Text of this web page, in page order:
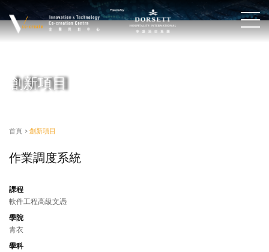
創新項目
首頁 > 創新項目
作業調度系統
課程
軟件工程高級文憑
學院
青衣
學科